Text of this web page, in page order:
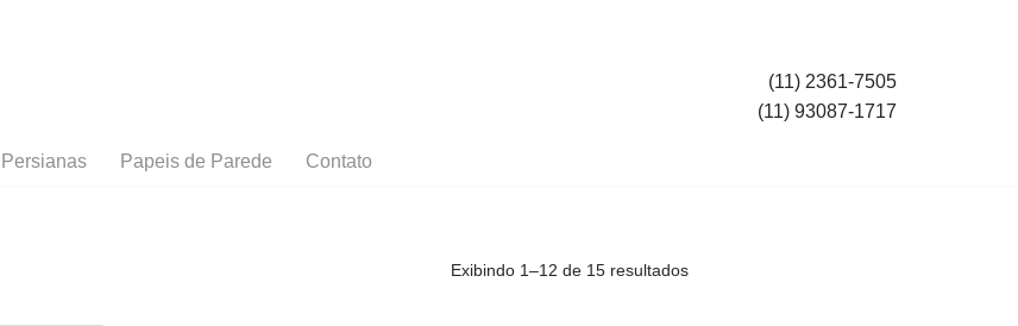
(11) 2361-7505
(11) 93087-1717
Persianas Papeis de Parede Contato
Exibindo 1–12 de 15 resultados